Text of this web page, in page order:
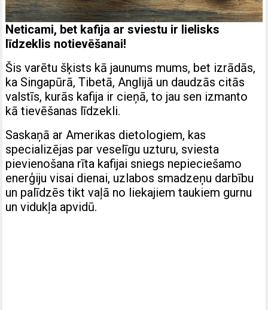
Neticami, bet kafija ar sviestu ir lielisks
līdzeklis notievēšanai!
Šis varētu šķists kā jaunums mums, bet izrādās,
ka Singapūrā, Tibetā, Anglijā un daudzās citās
valstīs, kurās kafija ir cieņā, to jau sen izmanto
kā tievēšanas līdzekli.
Saskaņā ar Amerikas dietologiem, kas
specializējas par veselīgu uzturu, sviesta
pievienošana rīta kafijai sniegs nepieciešamo
enerģiju visai dienai, uzlabos smadzeņu darbību
un palīdzēs tikt vaļā no liekajiem taukiem gurnu
un vidukļa apvidū.